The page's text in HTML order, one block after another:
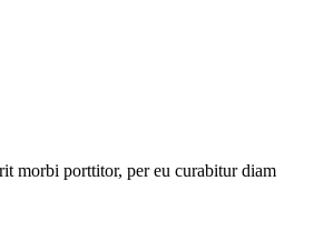
morbi porttitor, per eu curabitur diam